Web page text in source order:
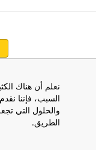
نعلم أن هناك
السبب، فإننا
والحلول التي
الطريق.